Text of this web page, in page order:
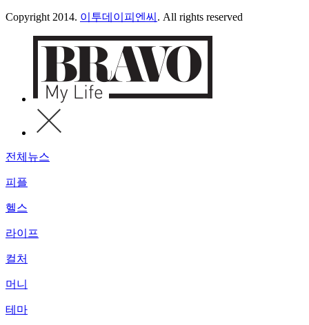
Copyright 2014. 이투데이피엔씨 . All rights reserved
전체뉴스
피플
헬스
라이프
컬처
머니
테마